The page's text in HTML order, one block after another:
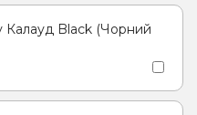
Калауд Black (Чорний